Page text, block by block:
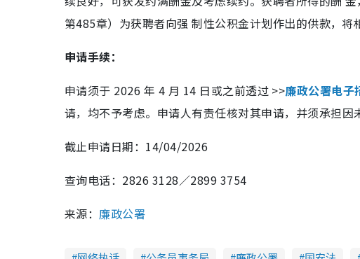
第485章）为获聘者向强 制性公积金计划作出的供款，将
申请手续：
申请须于 2026 年 4 月 14 日或之前透过 >>廉政公署电子
请，均不予考虑。申请人有责任核对其申请，并须承担因
截止申请日期：14/04/2026
查询电话：2826 3128／2899 3754
来源： 廉政公署